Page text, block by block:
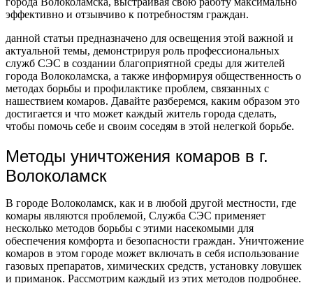
эффективно и отзывчиво к потребностям граждан.
данной статьи предназначено для освещения этой важной и
актуальной темы, демонстрируя роль профессиональных
служб СЭС в создании благоприятной среды для жителей
города Волоколамска, а также информируя общественность о
методах борьбы и профилактике проблем, связанных с
нашествием комаров. Давайте разберемся, каким образом это
достигается и что может каждый житель города сделать,
чтобы помочь себе и своим соседям в этой нелегкой борьбе.
Методы уничтожения комаров в г.
Волоколамск
В городе Волоколамск, как и в любой другой местности, где
комары являются проблемой, Служба СЭС применяет
несколько методов борьбы с этими насекомыми для
обеспечения комфорта и безопасности граждан. Уничтожение
комаров в этом городе может включать в себя использование
газовых препаратов, химических средств, установку ловушек
и приманок. Рассмотрим каждый из этих методов подробнее.